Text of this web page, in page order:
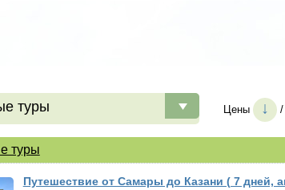
туры Цены ↓ /
туры
Путешествие от Самары до Казани ( 7 дней,